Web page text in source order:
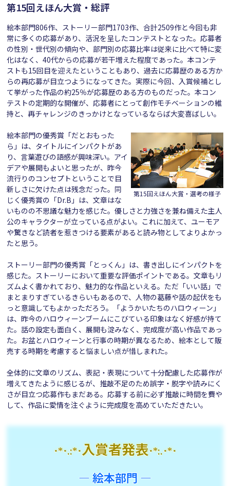
第15回えほん大賞・総評
絵本部門806作、ストーリー部門1703作、合計2509作と今回も非
常に多くの応募があり、活況を呈したコンテストとなった。応募者
の性別・世代別の傾向や、部門別の応募比率は従来に比べて特に変
化はなく、40代からの応募が若干増えた程度であった。本コンテ
ストも15回目を迎えたということもあり、過去に応募歴のある方か
らの再応募が目立つようになってきた。実際に今回、入賞候補とし
て挙がった作品の約25％が応募歴のある方のものだった。本コン
テストの定期的な開催が、応募者にとって創作モチベーションの維
持と、再チャレンジのきっかけとなっているならば大変喜ばしい。
第15回えほん大賞・選考の様子
絵本部門の優秀賞「だとおもった
ら」は、タイトルにインパクトがあ
り、言葉遊びの語感が興味深い。アイ
デアや展開もよいと思ったが、昨今
流行りのコンセプトということで目
新しさに欠けた点は残念だった。同
じく優秀賞の「Dr.B」は、文章はな
いものの不思議な魅力を感じた。優しさと力強さを兼ね備えた主人
公のキャラクターが立っている点がよい。これに加えて、ユーモア
や驚きなど読者を惹きつける要素があると読み物としてよりよかっ
たと思う。
ストーリー部門の優秀賞「とっくん」は、書き出しにインパクトを
感じた。ストーリーにおいて重要な評価ポイントである。文章もリ
ズムよく書かれており、魅力的な作品といえる。ただ「いい話」で
まとまりすぎているきらいもあるので、人物の葛藤や話の起伏をも
っと意識してもよかっただろう。「ようかいたちのハロウィーン」
は、昨今のハロウィーンブームにこびている印象はなく好感が持て
た。話の設定も面白く、展開も淀みなく、完成度が高い作品であっ
た。お盆とハロウィーンと行事の時期が異なるため、絵本として販
売する時期を考慮すると悩ましい点が惜しまれた。
全体的に文章のリズム、表記・表現について十分配慮した応募作が
増えてきたように感じるが、推敲不足のため誤字・脱字や読みにく
さが目立つ応募作もまだある。応募する前に必ず推敲に時間を費や
して、作品に愛情を注ぐように完成度を高めていただきたい。
･*･.:*･入賞者発表･*:.･*･
― 絵本部門 ―